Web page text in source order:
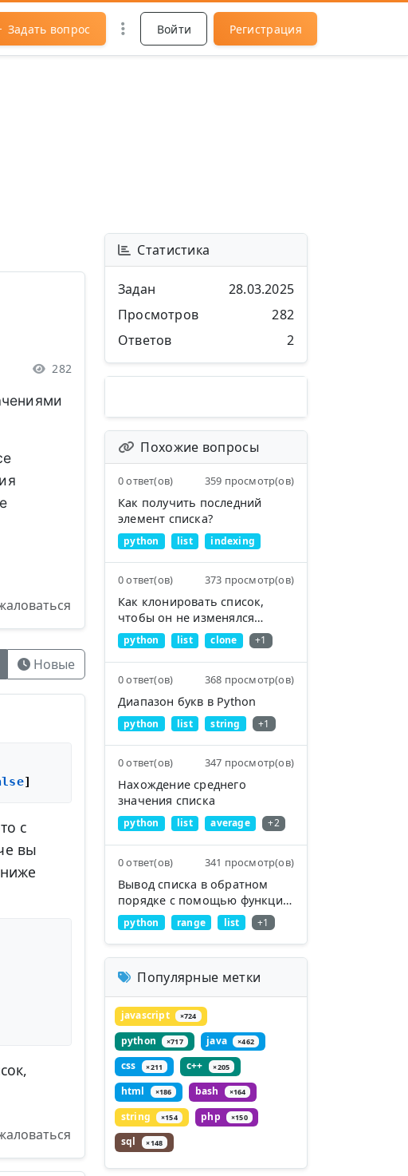
Задать вопрос Войти Регистрация
282
Новые
с
вы
Статистика
Задан
28.03.2025
Просмотров
282
Ответов
2
Похожие вопросы
0 ответ(ов) 359 просмотр(ов)
Как получить последний
элемент списка?
python list indexing
0 ответ(ов) 373 просмотр(ов)
Как клонировать список,
чтобы он не изменялся
неожиданно после
присваивания?
python list clone +1
0 ответ(ов) 368 просмотр(ов)
Диапазон букв в Python
python list string +1
0 ответ(ов) 347 просмотр(ов)
Нахождение среднего
значения списка
python list average +2
0 ответ(ов) 341 просмотр(ов)
Вывод списка в обратном
порядке с помощью функции
range()
python range list +1
Популярные метки
javascript ×724
python ×717 java ×462
css ×211 c++ ×205
html ×186 bash ×164
string ×154 php ×150
sql ×148